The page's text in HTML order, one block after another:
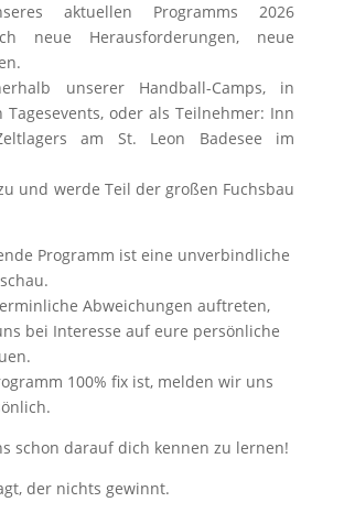
aktuellen Programms 2026
neue Herausforderungen, neue
unserer Handball-Camps, in
Tagesevents, oder als Teilnehmer: Inn
am St. Leon Badesee im
und werde Teil der großen Fuchsbau
Programm ist eine unverbindliche
Abweichungen auftreten,
bei Interesse auf eure persönliche
100% fix ist, melden wir uns
schon darauf dich kennen zu lernen!
der nichts gewinnt.